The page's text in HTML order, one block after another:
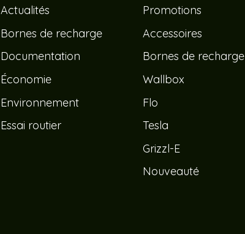
Actualités
Bornes de recharge
Documentation
Économie
Environnement
Essai routier
Promotions
Accessoires
Bornes de recharge
Wallbox
Flo
Tesla
Grizzl-E
Nouveauté